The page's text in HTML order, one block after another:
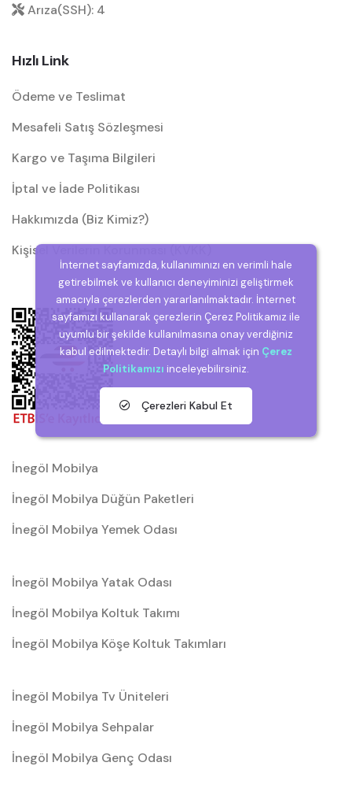
Arıza(SSH): 4
Hızlı Link
Ödeme ve Teslimat
Mesafeli Satış Sözleşmesi
Kargo ve Taşıma Bilgileri
İptal ve İade Politikası
Hakkımızda (Biz Kimiz?)
Kişisel Verilerin Korunması (KVKK)
İnegöl Mobilya
İnegöl Mobilya Düğün Paketleri
İnegöl Mobilya Yemek Odası
İnegöl Mobilya Yatak Odası
İnegöl Mobilya Koltuk Takımı
İnegöl Mobilya Köşe Koltuk Takımları
İnegöl Mobilya Tv Üniteleri
İnegöl Mobilya Sehpalar
İnegöl Mobilya Genç Odası
İnternet sayfamızda, kullanımınızı en verimli hale
getirebilmek ve kullanıcı deneyiminizi geliştirmek
amacıyla çerezlerden yararlanılmaktadır. İnternet
sayfamızı kullanarak çerezlerin Çerez Politikamız ile
uyumlu bir şekilde kullanılmasına onay verdiğiniz
kabul edilmektedir. Detaylı bilgi almak için Çerez
Politikamızı inceleyebilirsiniz.
Çerezleri Kabul Et